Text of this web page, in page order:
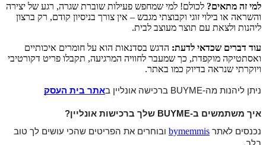
למי זה מתאים? לכולם! למי שמחפש פעילות שוברת שגרה, רגע של יצירה
והשראה או בילוי זוגי וקבוצתי מגבש – אין צורך בניסיון קודם, רק ברצון
ליהנות ולצאת עם תוצר מעוצב לבית.
עוד דברים שכדאי לדעת: הדגש בסדנאות הוא על חומרים איכותיים
ואסתטיקה מוקפדת, כך שמעבר לחוויה המרגיעה, תקבלו פריט דקורטיבי
ויוקרתי שנראה בדיוק כמו באתר.
ניתן ליהנות מה-BUYME ברכישה אונליין ב אתר בית העסק
איך משתמשים ב-BUYME שלך ברכישות אונליין?
נכנסים לאתר bymemmis ובוחרים את הפריטים שהכי עושים לך טוב